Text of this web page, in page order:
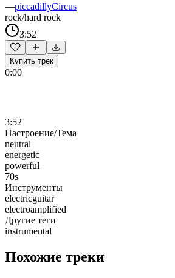
—piccadillyCircus
rock/hard rock
3:52
Купить трек
0:00
3:52
Настроение/Тема
neutral
energetic
powerful
70s
Инструменты
electricguitar
electroamplified
Другие теги
instrumental
Похожие треки